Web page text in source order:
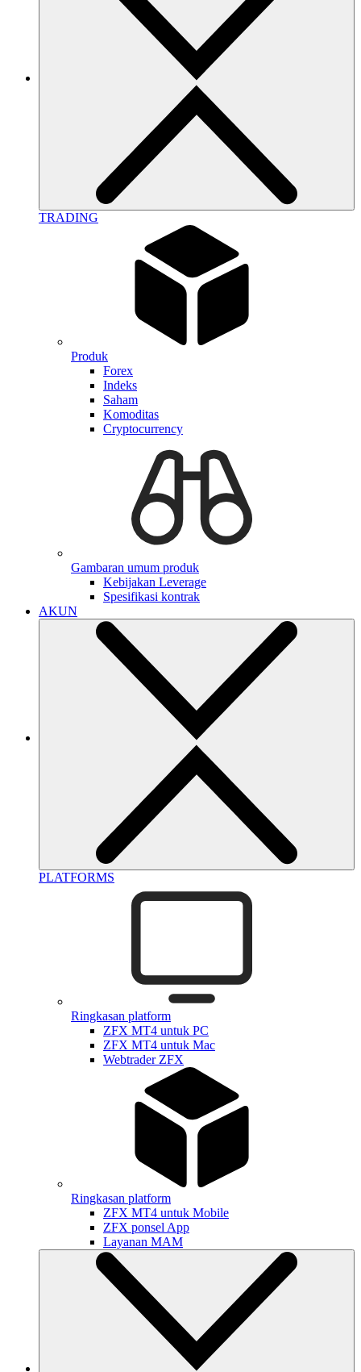
TRADING
Produk
Forex
Indeks
Saham
Komoditas
Cryptocurrency
Gambaran umum produk
Kebijakan Leverage
Spesifikasi kontrak
AKUN
PLATFORMS
Ringkasan platform
ZFX MT4 untuk PC
ZFX MT4 untuk Mac
Webtrader ZFX
Ringkasan platform
ZFX MT4 untuk Mobile
ZFX ponsel App
Layanan MAM